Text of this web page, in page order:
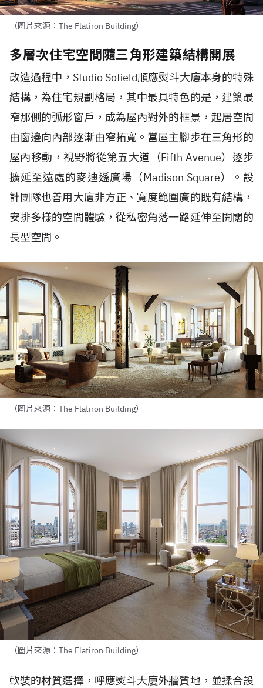
（圖片來源：The Flatiron Building）
多層次住宅空間隨三角形建築結構開展
改造過程中， Studio Sofield順應熨斗大廈本身的特殊
結構，為住宅規劃格局，其中最具特色的是，建築最
窄那側的弧形窗戶，成為屋內對外的框景，起居空間
由窗邊向內部逐漸由窄拓寬。當屋主腳步在三角形的
屋內移動，視野將從第五大道（Fifth Avenue）逐步
擴延至遠處的麥迪遜廣場（Madison Square）。設
計團隊也善用大廈非方正、寬度範圍廣的既有結構，
安排多樣的空間體驗，從私密角落一路延伸至開闊的
長型空間。
（圖片來源：The Flatiron Building）
（圖片來源：The Flatiron Building）
軟裝的材質選擇，呼應熨斗大廈外牆質地，並揉合設